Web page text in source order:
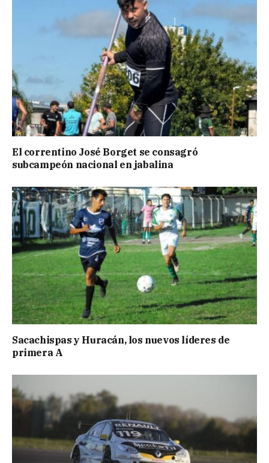
El correntino José Borget se consagró
subcampeón nacional en jabalina
Sacachispas y Huracán, los nuevos líderes de
primera A